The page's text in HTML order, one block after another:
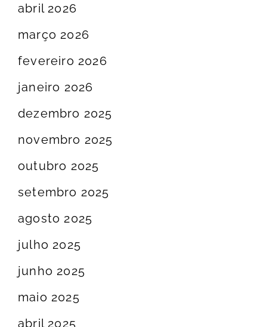
abril 2026
março 2026
fevereiro 2026
janeiro 2026
dezembro 2025
novembro 2025
outubro 2025
setembro 2025
agosto 2025
julho 2025
junho 2025
maio 2025
abril 2025